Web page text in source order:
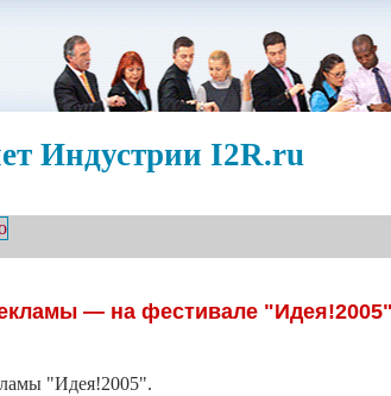
Индустрии I2R.ru
— на фестивале
"Идея!2005".